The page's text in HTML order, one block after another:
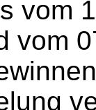
vom
vom